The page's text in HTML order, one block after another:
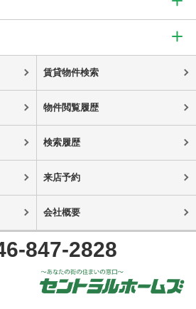
賃貸物件検索
物件閲覧履歴
検索履歴
来店予約
会社概要
847-2828